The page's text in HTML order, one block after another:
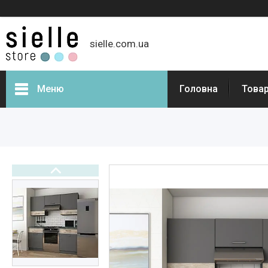
sielle.com.ua
Меню Головна